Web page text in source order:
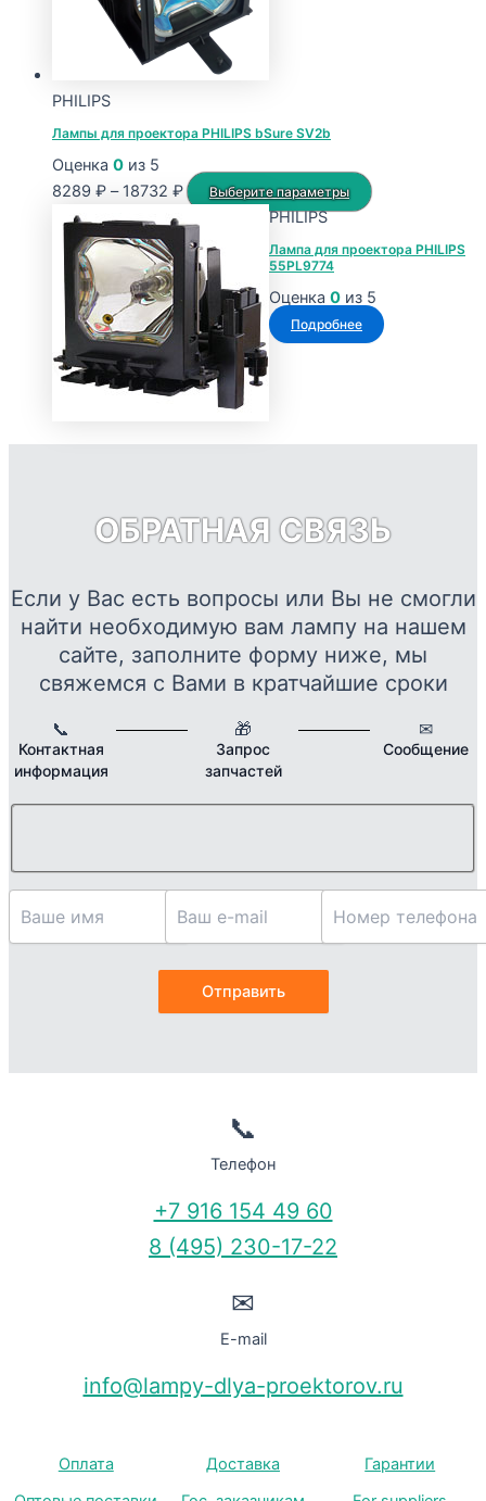
PHILIPS
Лампы для проектора PHILIPS bSure SV2b
Оценка 0 из 5
8289 ₽ – 18732 ₽Диапазон
8289 ₽
18732 ₽
Выберите параметры
Этот
имеет
вариаций.
Опции
можно
товара.
PHILIPS
Лампа для проектора PHILIPS
55PL9774
Оценка 0 из 5
Подробнее
ОБРАТНАЯ СВЯЗЬ
Если у Вас есть вопросы или Вы не смогли
найти необходимую вам лампу на нашем
сайте, заполните форму ниже, мы
свяжемся с Вами в кратчайшие сроки
📞
Контактная
информация
🎁
Запрос
запчастей
✉
Сообщение
📞
Телефон
+7 916 154 49 60
8 (495) 230-17-22
✉
E-mail
info@lampy-dlya-proektorov.ru
Оплата Доставка
Гарантии